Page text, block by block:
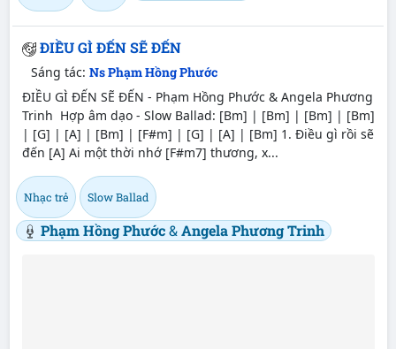
ĐIỀU GÌ ĐẾN SẼ ĐẾN
Sáng tác: Ns Phạm Hồng Phước
ĐIỀU GÌ ĐẾN SẼ ĐẾN - Phạm Hồng Phước & Angela Phương
Trinh Hợp âm dạo - Slow Ballad: [Bm] | [Bm] | [Bm] | [Bm]
| [G] | [A] | [Bm] | [F#m] | [G] | [A] | [Bm] 1. Điều gì rồi sẽ
đến [A] Ai một thời nhớ [F#m7] thương, x...
Nhạc trẻ Slow Ballad
Phạm Hồng Phước&Angela Phương Trinh